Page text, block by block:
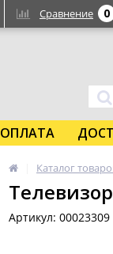
ОПЛАТА
Каталог
Артикул: 00023309
Сравнение 0